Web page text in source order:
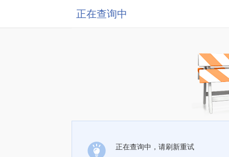
正在查询中
正在查询中，请刷新重试